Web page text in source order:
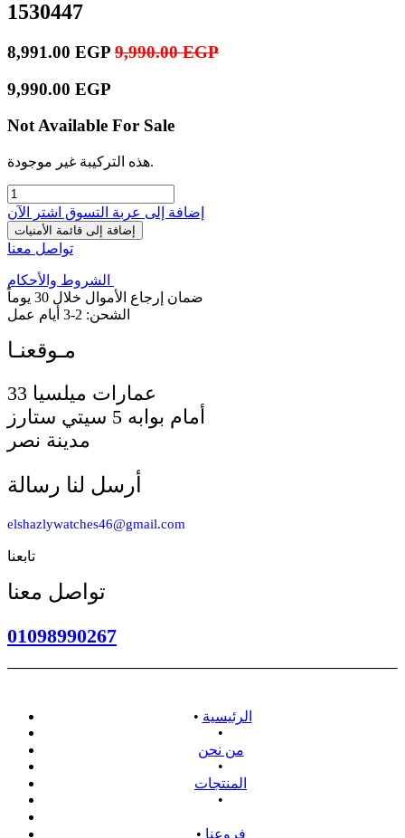
1530447
8,991.00 EGP 9,990.00EGP
9,990.00 EGP
Not Available For Sale
هذه التركيبة غير موجودة.
إضافة إلى عربة التسوق اشترِ الآن
إضافة إلى قائمة الأمنيات
تواصل معنا
الشروط والأحكام
ضمان إرجاع الأموال خلال 30 يوماً
الشحن: 2-3 أيام عمل
أمام بوابه 5 سيتي ستارز
مدينة نصر
أرسل لنا رسالة
elshazlywatches46@gmail.com
تابعنا
تواصل معنا
01098990267
• الرئيسية
•
من نحن
•
المنتجات
•
• فروعنا